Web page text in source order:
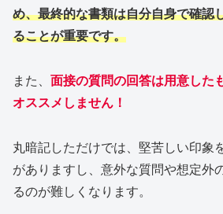
め、最終的な書類は自分自身で確認
ることが重要です。
また、 面接の質問の回答は用意した
オススメしません！
丸暗記しただけでは、堅苦しい印象
がありますし、意外な質問や想定外
るのが難しくなります。